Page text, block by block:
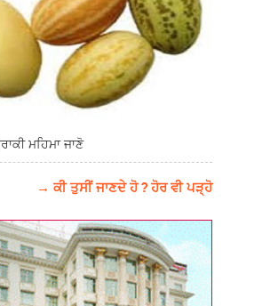
ਮਹਿਮਾ ਜਾਣੋ
→ ਕੀ ਤੁਸੀਂ ਜਾਣਦੇ ਹੋ ? ਹੋਰ ਵੀ ਪੜ੍ਹੋ